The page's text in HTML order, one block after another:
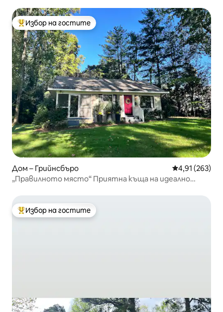
Най-популярен избор на гостите
Избор на гостите
Дом – Грийнсбъро Средна
4,91 (263)
„Правилното място“ Приятна къща на идеално
Най-популярен избор на гостите
Избор на гостите